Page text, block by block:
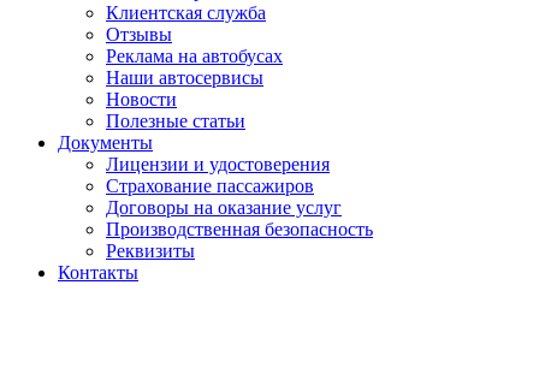
Клиентская служба
Отзывы
Реклама на автобусах
Наши автосервисы
Новости
Полезные статьи
Документы
Лицензии и удостоверения
Страхование пассажиров
Договоры на оказание услуг
Производственная безопасность
Реквизиты
Контакты